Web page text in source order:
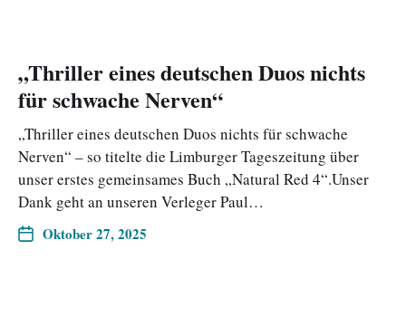
„Thriller eines deutschen Duos nichts
für schwache Nerven“
„Thriller eines deutschen Duos nichts für schwache
Nerven“ – so titelte die Limburger Tageszeitung über
unser erstes gemeinsames Buch „Natural Red 4“.Unser
Dank geht an unseren Verleger Paul…
Oktober 27, 2025